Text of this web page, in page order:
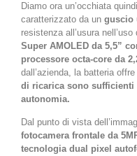
Diamo ora un’occhiata
caratterizzato da un guscio
resistenza all’usura
Super AMOLED da 5,5”
processore octa-core da
dall’azienda, la batteria
di ricarica sono sufficienti
autonomia.
Dal punto di vista
fotocamera frontale da
tecnologia dual pixel